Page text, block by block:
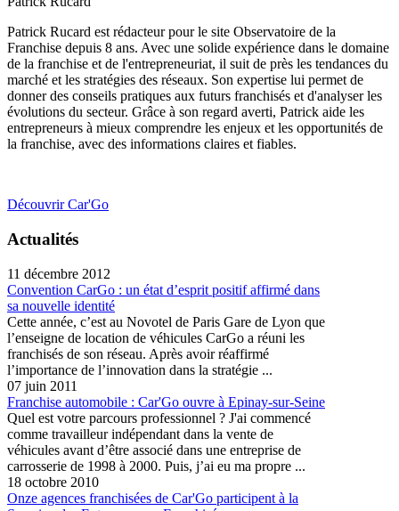
Patrick Rucard est rédacteur pour le site Observatoire de la
Franchise depuis 8 ans. Avec une solide expérience dans le domaine
de la franchise et de l'entrepreneuriat, il suit de près les tendances du
marché et les stratégies des réseaux. Son expertise lui permet de
donner des conseils pratiques aux futurs franchisés et d'analyser les
évolutions du secteur. Grâce à son regard averti, Patrick aide les
entrepreneurs à mieux comprendre les enjeux et les opportunités de
la franchise, avec des informations claires et fiables.
Découvrir Car'Go
Actualités
11 décembre 2012
Convention CarGo : un état d’esprit positif affirmé dans
sa nouvelle identité
Cette année, c’est au Novotel de Paris Gare de Lyon que
l’enseigne de location de véhicules CarGo a réuni les
franchisés de son réseau. Après avoir réaffirmé
l’importance de l’innovation dans la stratégie ...
07 juin 2011
Franchise automobile : Car'Go ouvre à Epinay-sur-Seine
Quel est votre parcours professionnel ? J'ai commencé
comme travailleur indépendant dans la vente de
véhicules avant d’être associé dans une entreprise de
carrosserie de 1998 à 2000. Puis, j’ai eu ma propre ...
18 octobre 2010
Onze agences franchisées de Car'Go participent à la